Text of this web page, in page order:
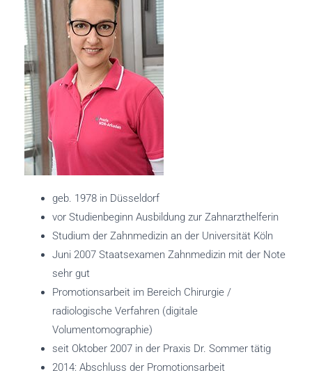
geb. 1978 in Düsseldorf
vor Studienbeginn Ausbildung zur Zahnarzthelferin
Studium der Zahnmedizin an der Universität Köln
Juni 2007 Staatsexamen Zahnmedizin mit der Note
sehr gut
Promotionsarbeit im Bereich Chirurgie /
radiologische Verfahren (digitale
Volumentomographie)
seit Oktober 2007 in der Praxis Dr. Sommer tätig
2014: Abschluss der Promotionsarbeit